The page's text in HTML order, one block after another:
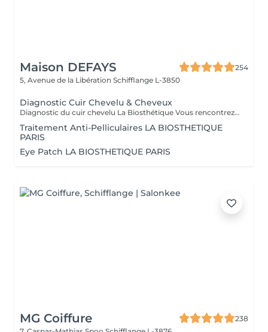
Maison DEFAYS
254
5, Avenue de la Libération Schifflange L-3850
Diagnostic Cuir Chevelu & Cheveux
Diagnostic du cuir chevelu La Biosthétique Vous rencontrez des problèmes au niveau du cuir chevelu ? Cheveux gras, pellicules, démangeaisons ou sécheresse cutanée ? Profitez de notre diagnostic professionnel du cuir chevelu pour identifier les causes et trouver des solutions adaptées à vos besoins. Grâce à une analyse précise, nous vous proposons des recommandations personnalisées pour retrouver un cuir chevelu sain et équilibré. N'hésitez pas à réserver votre rendez-vous dès maintenant
Traitement Anti-Pelliculaires LA BIOSTHETIQUE
PARIS
Eye Patch LA BIOSTHETIQUE PARIS
MG Coiffure
238